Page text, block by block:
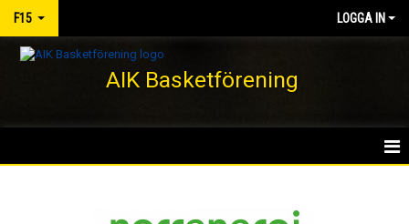
F15 LOGGA IN
AIK Basketförening